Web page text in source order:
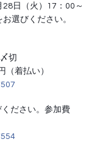
日（火）17：00～
選びください。
切
（着払い）
ださい。参加費